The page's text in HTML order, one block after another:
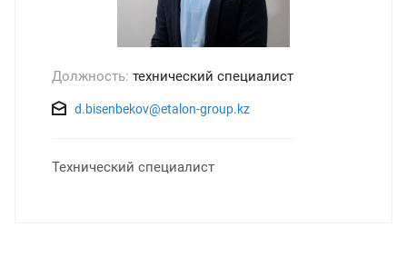
Должность: технический специалист
d.bisenbekov@etalon-group.kz
Технический специалист